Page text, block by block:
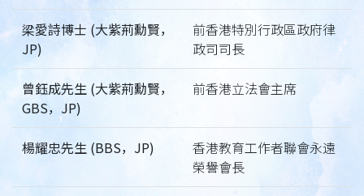
梁愛詩博士 (大紫荊勳賢，
JP)
前香港特別行政區政府律
政司司長
曾鈺成先生 (大紫荊勳賢，
GBS，JP)
前香港立法會主席
楊耀忠先生 (BBS，JP)
香港教育工作者聯會永遠
榮譽會長